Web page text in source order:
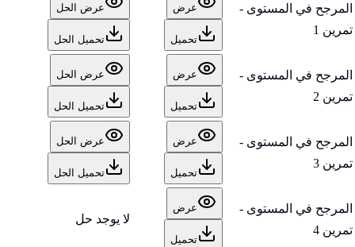
المرجح في المستوى -
تمرين 1
عرض
تحميل
عرض الحل
تحميل الحل
المرجح في المستوى -
تمرين 2
عرض
تحميل
عرض الحل
تحميل الحل
المرجح في المستوى -
تمرين 3
عرض
تحميل
عرض الحل
تحميل الحل
المرجح في المستوى -
تمرين 4
عرض
تحميل
لا يوجد حل